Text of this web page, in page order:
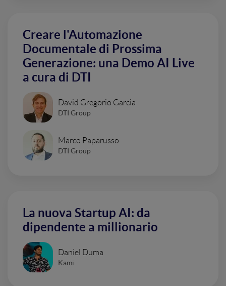
Creare l'Automazione
Documentale di Prossima
Generazione: una Demo AI Live
a cura di DTI
David Gregorio Garcia
DTI Group
Marco Paparusso
DTI Group
La nuova Startup AI: da
dipendente a millionario
Daniel Duma
Kami